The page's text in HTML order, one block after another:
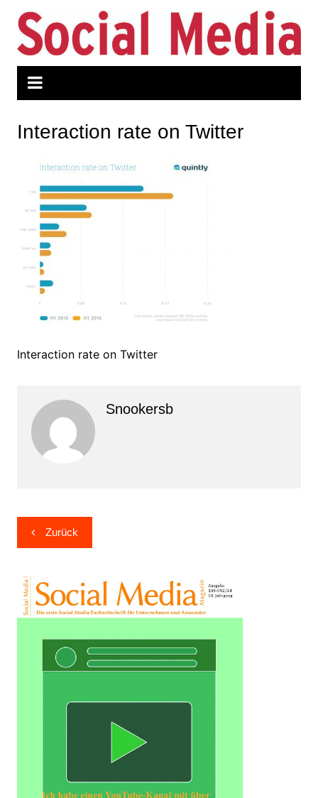
Inhalt
springen
Interaction rate on Twitter
Interaction rate on Twitter
Snookersb
Beitragsnavigation
Zurück